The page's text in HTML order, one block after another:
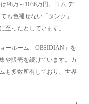
98万～1036万円。コム デ
も色褪せない「タンク」
至ったとしています。
ールーム「OBSIDIAN」を
や販売を続けています。カ
も多数所有しており、世界